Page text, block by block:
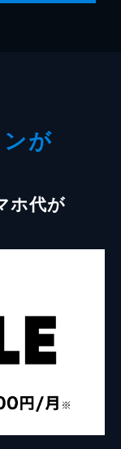
が
ホ代が